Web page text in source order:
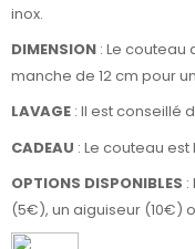
inox.
DIMENSION : Le couteau
manche de 12 cm pour
LAVAGE : Il est conseillé
CADEAU : Le couteau
OPTIONS DISPONIBLES :
(5€), un aiguiseur (10€)